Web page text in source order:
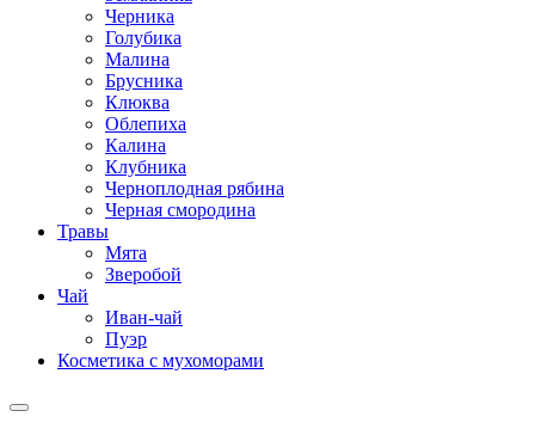
Черника
Голубика
Малина
Брусника
Клюква
Облепиха
Калина
Клубника
Черноплодная рябина
Черная смородина
Травы
Мята
Зверобой
Чай
Иван-чай
Пуэр
Косметика с мухоморами